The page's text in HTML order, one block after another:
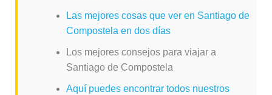
Las mejores cosas que ver en Santiago de
Compostela en dos días
Los mejores consejos para viajar a
Santiago de Compostela
Aquí puedes encontrar todos nuestros